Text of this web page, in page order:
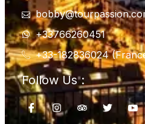
+33766260451
+33-182836024
Follow Us :